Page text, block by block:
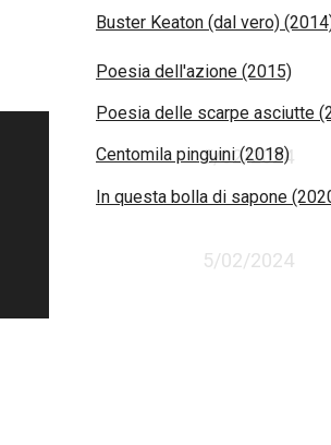
5/02/2024
Buster Keaton (dal vero)
Poesia dell'azione (2015)
Poesia delle scarpe asciutte
Centomila pinguini (2018)
In questa bolla di sapone
5/02/2024